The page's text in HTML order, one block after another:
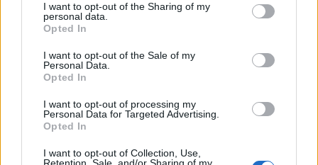
not limited to your visit or usage behaviour. You may click to
grant or deny consent to Google and its third-party tags to
use your data for below specified purposes in below Google
consent section.
I want to opt-out of the Sharing of my
personal data.
Opted In
I want to opt-out of the Sale of my
Personal Data.
Opted In
I want to opt-out of processing my
Personal Data for Targeted Advertising.
Opted In
I want to opt-out of Collection, Use,
Hamarosan Budapesten a Jethro Tull
– már csak néhány tucat jegy
maradt
srecorder•2026. július 31.
Budapest Kongresszusi Központban lép fel a